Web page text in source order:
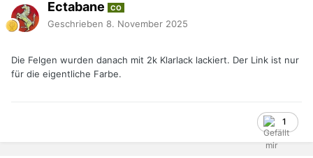
Ectabane CO
Geschrieben 8. November 2025
Die Felgen wurden danach mit 2k Klarlack lackiert. Der Link ist nur
für die eigentliche Farbe.
1